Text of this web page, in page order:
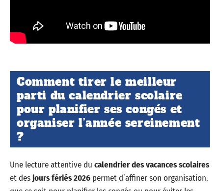
Comment tirer le meilleur
parti du calendrier scolaire
pour planifier ses congés et
organiser l’année sereinement
?
Une lecture attentive du calendrier des vacances scolaires
et desjours fériés 2026 permet d’affiner son organisation,